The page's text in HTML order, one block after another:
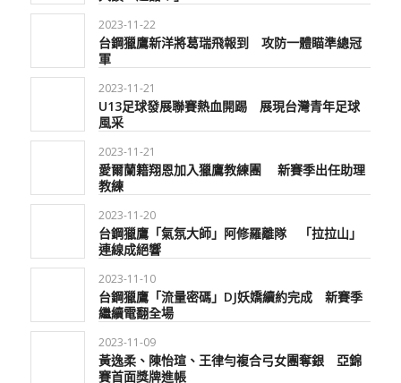
2023-11-22
台鋼獵鷹新洋將葛瑞飛報到 攻防一體瞄準總冠
軍
2023-11-21
U13足球發展聯賽熱血開踢 展現台灣青年足球
風采
2023-11-21
愛爾蘭籍翔恩加入獵鷹教練團 新賽季出任助理
教練
2023-11-20
台鋼獵鷹「氣氛大師」阿修羅離隊 「拉拉山」
連線成絕響
2023-11-10
台鋼獵鷹「流量密碼」DJ妖嬌續約完成 新賽季
繼續電翻全場
2023-11-09
黃逸柔、陳怡瑄、王律勻複合弓女團奪銀 亞錦
賽首面獎牌進帳